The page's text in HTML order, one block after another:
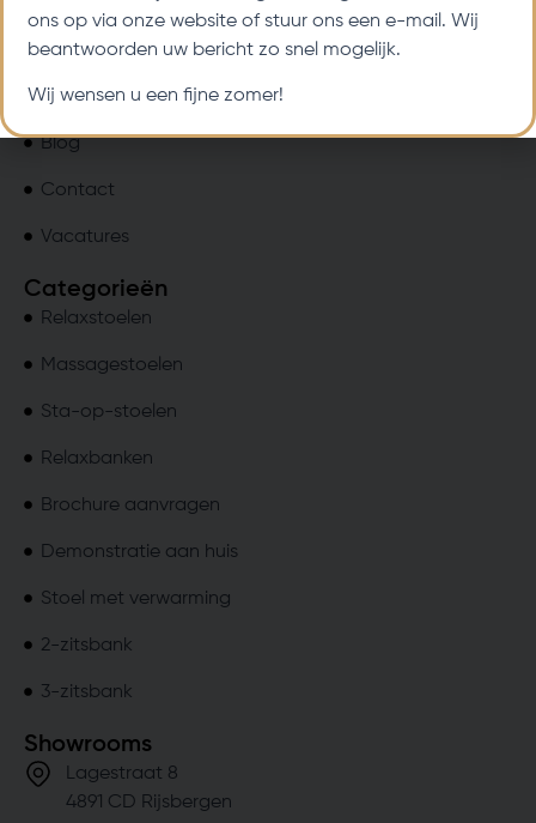
Over ons
Winkels
Blog
Contact
Vacatures
Categorieën
Relaxstoelen
Massagestoelen
Sta-op-stoelen
Relaxbanken
Brochure aanvragen
Demonstratie aan huis
Stoel met verwarming
2-zitsbank
3-zitsbank
Showrooms
Lagestraat 8
4891 CD Rijsbergen
ons op via onze website of stuur ons een e-mail. Wij
beantwoorden uw bericht zo snel mogelijk.
Wij wensen u een fijne zomer!